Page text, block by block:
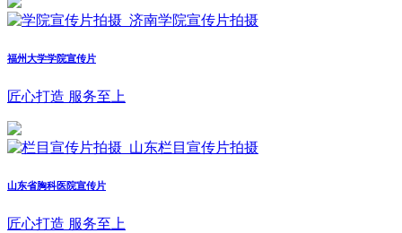
福州大学学院宣传片
匠心打造 服务至上
山东省胸科医院宣传片
匠心打造 服务至上